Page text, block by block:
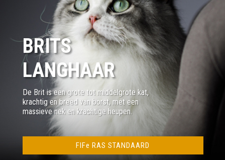
BRITS
LANGHAAR
De Brit is een grote tot middelgrote kat,
krachtig en breed van borst, met een
massieve nek en krachtige heupen.
FIFe RAS STANDAARD